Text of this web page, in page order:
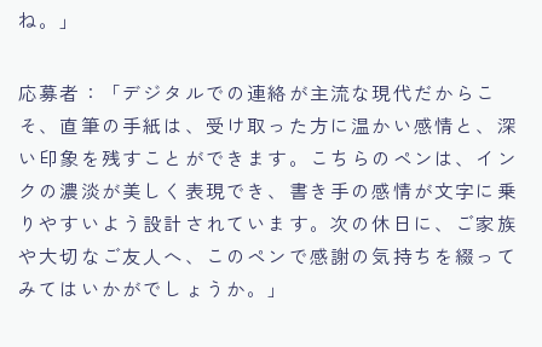
ね。」
応募者：「デジタルでの連絡が主流な現代だからこ
そ、直筆の手紙は、受け取った方に温かい感情と、深
い印象を残すことができます。こちらのペンは、イン
クの濃淡が美しく表現でき、書き手の感情が文字に乗
りやすいよう設計されています。次の休日に、ご家族
や大切なご友人へ、このペンで感謝の気持ちを綴って
みてはいかがでしょうか。」